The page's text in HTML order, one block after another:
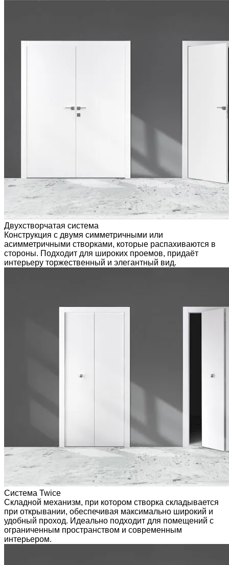
Двухстворчатая система
Конструкция с двумя симметричными или
асимметричными створками, которые распахиваются в
стороны. Подходит для широких проемов, придаёт
интерьеру торжественный и элегантный вид.
Система Twice
Складной механизм, при котором створка складывается
при открывании, обеспечивая максимально широкий и
удобный проход. Идеально подходит для помещений с
ограниченным пространством и современным
интерьером.